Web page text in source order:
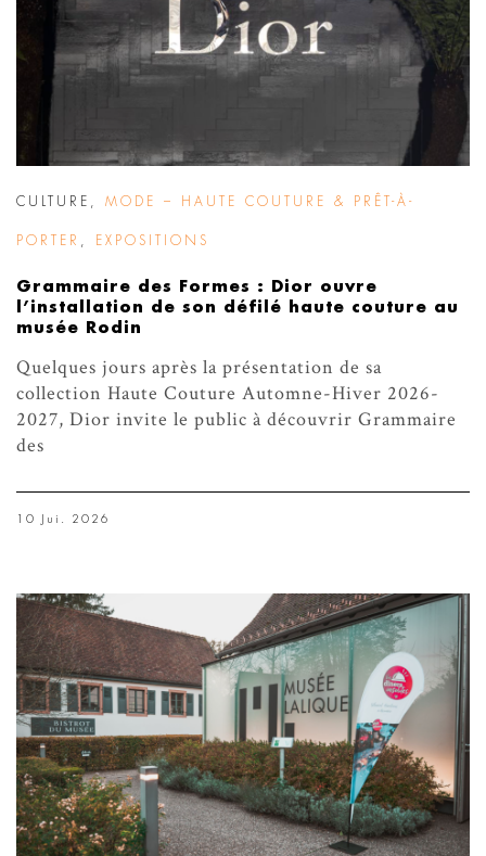
CULTURE MODE – HAUTE COUTURE & PRÊT-À-
PORTER EXPOSITIONS
Grammaire des Formes : Dior ouvre
l’installation de son défilé haute couture au
musée Rodin
Quelques jours après la présentation de sa
collection Haute Couture Automne-Hiver 2026-
2027, Dior invite le public à découvrir Grammaire
des
10 Jui. 2026